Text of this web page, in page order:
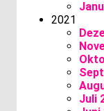
2021
Juli